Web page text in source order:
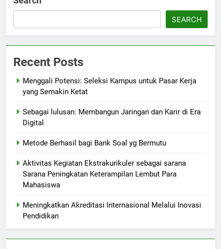
SEARCH
Recent Posts
Menggali Potensi: Seleksi Kampus untuk Pasar Kerja
yang Semakin Ketat
Sebagai lulusan: Membangun Jaringan dan Karir di Era
Digital
Metode Berhasil bagi Bank Soal yg Bermutu
Aktivitas Kegiatan Ekstrakurikuler sebagai sarana
Sarana Peningkatan Keterampilan Lembut Para
Mahasiswa
Meningkatkan Akreditasi Internasional Melalui Inovasi
Pendidikan